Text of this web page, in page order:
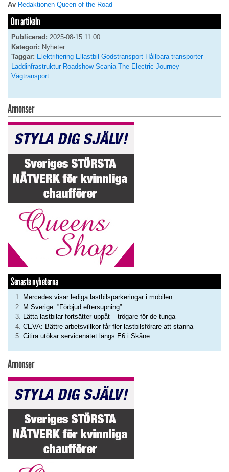
Av Redaktionen Queen of the Road
Om artikeln
Publicerad: 2025-08-15 11:00
Kategori: Nyheter
Taggar: Elektrifiering Ellastbil Godstransport Hållbara transporter
Laddinfrastruktur Roadshow Scania The Electric Journey
Vägtransport
Annonser
Senaste nyheterna
Mercedes visar lediga lastbilsparkeringar i mobilen
M Sverige: ”Förbjud eftersupning”
Lätta lastbilar fortsätter uppåt – trögare för de tunga
CEVA: Bättre arbetsvillkor får fler lastbilsförare att stanna
Citira utökar servicenätet längs E6 i Skåne
Annonser